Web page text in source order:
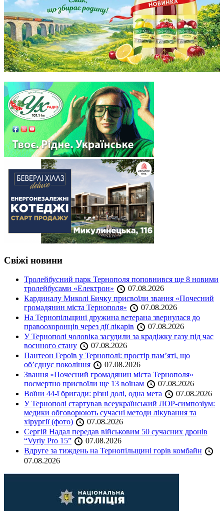
Свіжі новини
Тролейбусний парк Тернополя поповнився ще 8 новими
тролейбусами «Електрон»
07.08.2026
Кардиналу Миколі Бичку присвоїли звання «Почесний
громадянин міста Тернополя»
07.08.2026
На Тернопільщині дружина ветерана звернулася до
правоохоронців через дії лікарів
07.08.2026
У Тернополі чоловіка засудили за крадіжку газу під час
воєнного стану
07.08.2026
Пантеон Героїв у Тернополі: простір пам’яті, що
об’єднує покоління
07.08.2026
Звання «Почесний громадянин міста Тернополя»
посмертно присвоїли ще 13 воїнам
07.08.2026
Воїни 44-ї бригади: різні долі, одна мета
07.08.2026
У Тернополі стартував всеукраїнський ЛОР-симпозіум:
медики обговорюють сучасні методи лікування та
хірургії (фото)
07.08.2026
Сергій Надал передав військовим 50 сучасних дронів
“Vyriy Pro 15”
07.08.2026
Вдруге за тиждень на Тернопільщині горів комбайн
07.08.2026